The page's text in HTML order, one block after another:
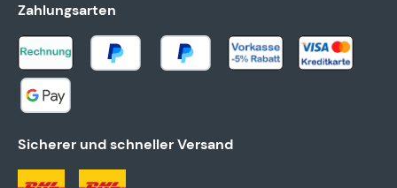
Zahlungsarten
Sicherer und schneller Versand